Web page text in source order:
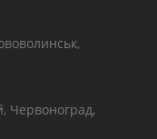
Червоноград,